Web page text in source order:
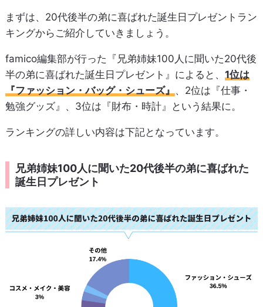
まずは、20代後半の弟に喜ばれた誕生日プレゼントラン
キングからご紹介していきましょう。
famico編集部が行った『兄弟姉妹100人に聞いた20代後
半の弟に喜ばれた誕生日プレゼント』によると、 1位は
『ファッション・バッグ・シューズ』、2位は『仕事・
勉強グッズ』、3位は『財布・時計』という結果に。
ランキングの詳しい内容は下記となっています。
兄弟姉妹100人に聞いた20代後半の弟に喜ばれた
誕生日プレゼント